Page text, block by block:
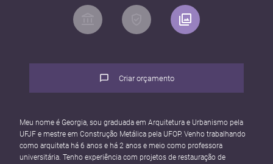
Criar orçamento
Meu nome é Georgia, sou graduada em Arquitetura e Urbanismo pela
UFJF e mestre em Construção Metálica pela UFOP. Venho trabalhando
como arquiteta há 6 anos e há 2 anos e meio como professora
universitária. Tenho experiência com projetos de restauração de